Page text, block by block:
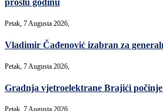
Petak, 7 Augusta 2026,
Vladimir Čađenović izabran za
Petak, 7 Augusta 2026,
Gradnja vjetroelektrane Brajići počinje